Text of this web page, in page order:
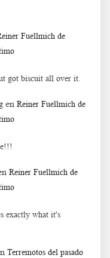
Fuellmich de
got biscuit all over it.
en Reiner Fuellmich de
Reiner Fuellmich de
exactly what it's
Terremotos del pasado